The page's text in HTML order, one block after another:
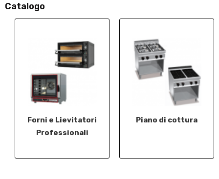
Catalogo
Forni e Lievitatori
Professionali
Piano di cottura